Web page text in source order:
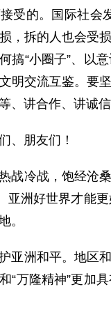
受的。国际社会
，拆的人也会受
搞“小圈子”、以
明交流互鉴。要
、讲合作、讲诚
、朋友们！
战冷战，饱经沧
亚洲好世界才能
。
亚洲和平。地区
“万隆精神”更加